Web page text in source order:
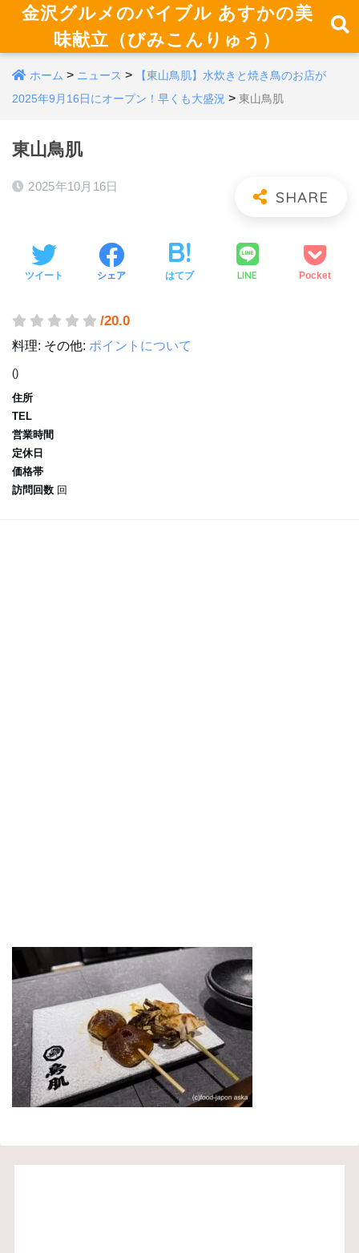
金沢グルメのバイブル あすかの美
味献立（びみこんりゅう）
ホーム > ニュース >
【東山鳥肌】水炊きと焼き鳥のお店が
2025年9月16日にオープン！早くも大盛況 > 東山鳥肌
東山鳥肌
2025年10月16日
ツイート シェア はてブ LINE Pocket
/20.0
料理: その他: ポイントについて
()
住所
TEL
営業時間
定休日
価格帯
訪問回数 回